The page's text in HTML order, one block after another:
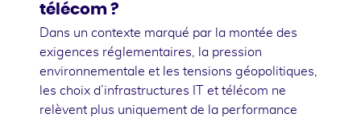
télécom ?
Dans un contexte marqué par la montée des
exigences réglementaires, la pression
environnementale et les tensions géopolitiques,
les choix d’infrastructures IT et télécom ne
relèvent plus uniquement de la performance